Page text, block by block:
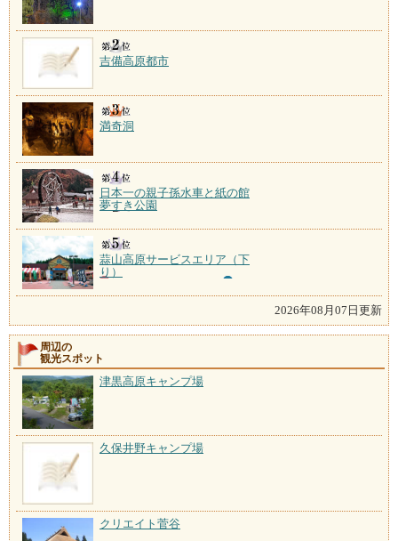
吉備高原都市
満奇洞
日本一の親子孫水車と紙の館
夢すき公園
蒜山高原サービスエリア（下
り）
2026年08月07日更新
周辺の
観光スポット
津黒高原キャンプ場
久保井野キャンプ場
クリエイト菅谷